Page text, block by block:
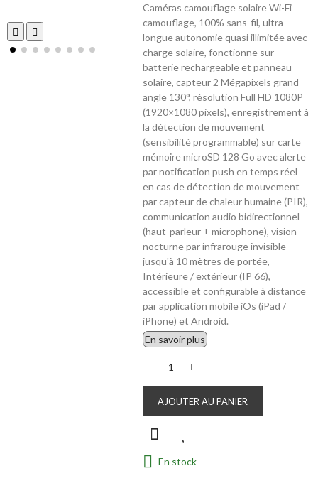
Caméras camouflage solaire Wi-Fi
camouflage, 100% sans-fil, ultra
longue autonomie quasi illimitée avec
charge solaire, fonctionne sur
batterie rechargeable et panneau
solaire, capteur 2 Mégapixels grand
angle 130°, résolution Full HD 1080P
(1920×1080 pixels), enregistrement à
la détection de mouvement
(sensibilité programmable) sur carte
mémoire microSD 128 Go avec alerte
par notification push en temps réel
en cas de détection de mouvement
par capteur de chaleur humaine (PIR),
communication audio bidirectionnel
(haut-parleur + microphone), vision
nocturne par infrarouge invisible
jusqu'à 10 mètres de portée,
Intérieure / extérieur (IP 66),
accessible et configurable à distance
par application mobile iOs (iPad /
iPhone) et Android.
En savoir plus
AJOUTER AU PANIER
En stock